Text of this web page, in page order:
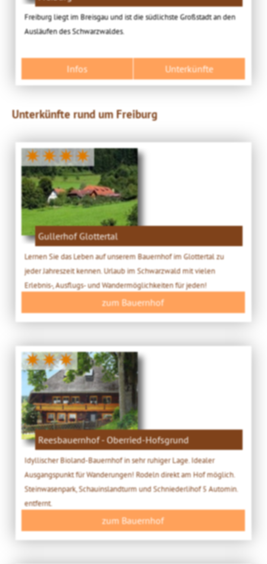
Freiburg liegt im Breisgau und ist die südlichste Großstadt an den
Ausläufen des Schwarzwaldes.
Infos Unterkünfte
Unterkünfte rund um Freiburg
✷✷✷✷
Gullerhof Glottertal
Lernen Sie das Leben auf unserem Bauernhof im Glottertal zu
jeder Jahreszeit kennen. Urlaub im Schwarzwald mit vielen
Erlebnis-, Ausflugs- und Wandermöglichkeiten für jeden!
zum Bauernhof
✷✷✷
Reesbauernhof - Oberried-Hofsgrund
Idyllischer Bioland-Bauernhof in sehr ruhiger Lage. Idealer
Ausgangspunkt für Wanderungen! Rodeln direkt am Hof möglich.
Steinwasenpark, Schauinslandturm und Schniederlihof 5 Automin.
entfernt.
zum Bauernhof